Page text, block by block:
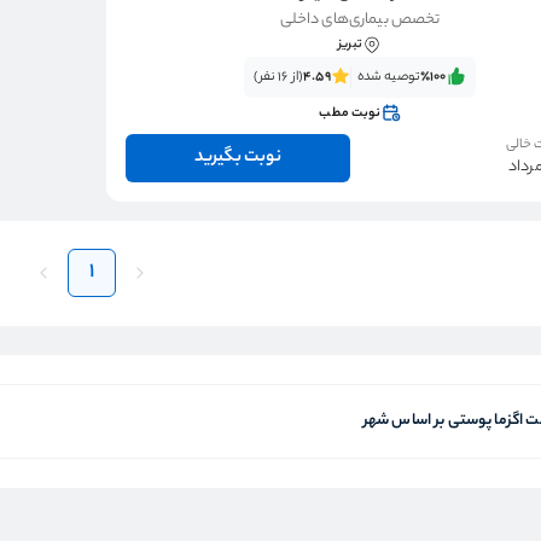
تخصص بیماری‌های داخلی
تبریز
٪100‌‌‌توصیه شده 4.59(از 16 نفر)
نوبت مطب
خالی
نوبت بگیرید
1
اگزما پوستی بر اساس شهر